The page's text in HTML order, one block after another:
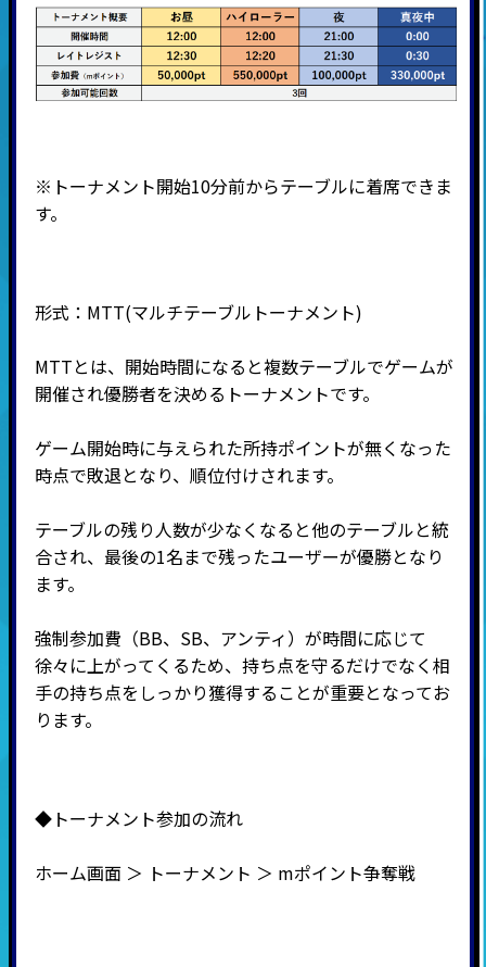
※トーナメント開始10分前からテーブルに着席できま
す。
形式：MTT(マルチテーブルトーナメント)
MTTとは、開始時間になると複数テーブルでゲームが
開催され優勝者を決めるトーナメントです。
ゲーム開始時に与えられた所持ポイントが無くなった
時点で敗退となり、順位付けされます。
テーブルの残り人数が少なくなると他のテーブルと統
合され、最後の1名まで残ったユーザーが優勝となり
ます。
強制参加費（BB、SB、アンティ）が時間に応じて
徐々に上がってくるため、持ち点を守るだけでなく相
手の持ち点をしっかり獲得することが重要となってお
ります。
◆トーナメント参加の流れ
ホーム画面 ＞ トーナメント ＞ mポイント争奪戦